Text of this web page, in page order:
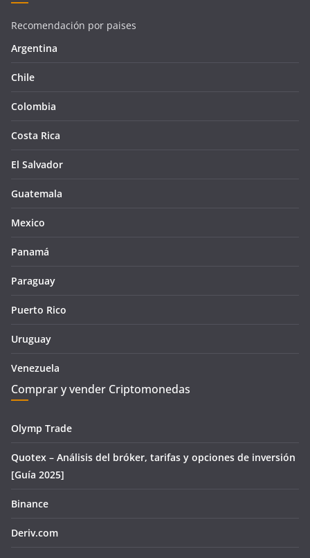
Recomendación por paises
Argentina
Chile
Colombia
Costa Rica
El Salvador
Guatemala
Mexico
Panamá
Paraguay
Puerto Rico
Uruguay
Venezuela
Comprar y vender Criptomonedas
Olymp Trade
Quotex – Análisis del bróker, tarifas y opciones de inversión
[Guía 2025]
Binance
Deriv.com